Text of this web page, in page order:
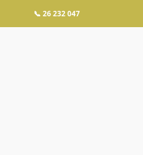
📞 26 232 047